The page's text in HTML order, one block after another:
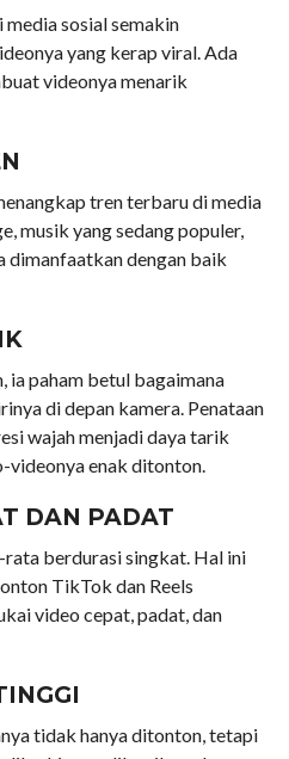
sosial semakin
yang kerap viral. Ada
videonya menarik
tren terbaru di media
musik yang sedang populer,
dimanfaatkan dengan baik
ia paham betul bagaimana
di depan kamera. Penataan
wajah menjadi daya tarik
videonya enak ditonton.
DAN PADAT
rata berdurasi singkat. Hal ini
TikTok dan Reels
video cepat, padat, dan
tidak hanya ditonton, tetapi